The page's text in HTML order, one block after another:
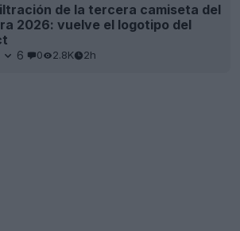
de la tercera camiseta del
2026: vuelve el logotipo del
6 0 2.8K 2h